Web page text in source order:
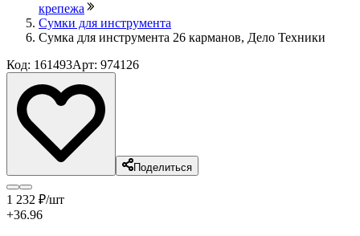
крепежа
Сумки для инструмента
Сумка для инструмента 26 карманов, Дело Техники
Код: 161493Арт: 974126
Поделиться
1 232 ₽/шт
+36.96